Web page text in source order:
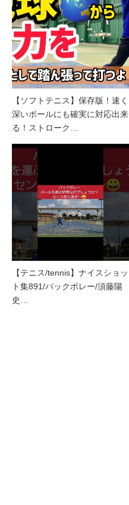
【ソフトテニス】保存版！速く
深いボールにも確実に対応出来
る！ストローク…
【テニス/tennis】ナイスショッ
ト集891/バックボレー/須藤陽
史…